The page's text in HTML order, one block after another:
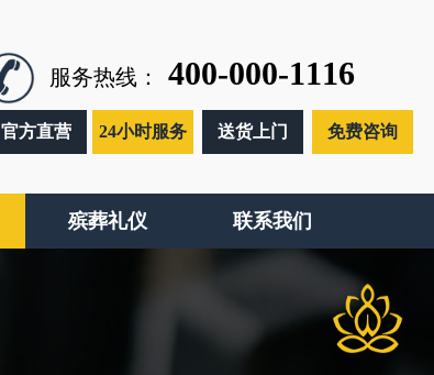
服务热线： 400-000-1116
官方直营 24小时服务 送货上门 免费咨询
殡葬礼仪 联系我们